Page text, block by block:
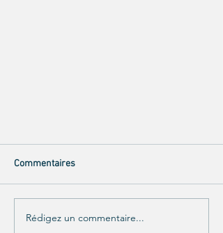
Commentaires
Rédigez un commentaire...